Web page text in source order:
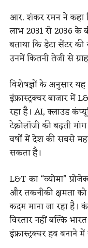
आर. शंकर रमन ने कहा
लाभ 2031 से 2036 के
बताया कि डेटा सेंटर
उनमें कितनी तेजी से
विशेषज्ञों के अनुसार
इंफ्रास्ट्रक्चर बाजार में
रहा है। AI, क्लाउड
टेक्नोलॉजी की बढ़ती
वर्षों में देश की सबसे
सकता है।
L&T का “व्योमा”
और तकनीकी क्षमता
कदम माना जा रहा है।
विस्तार नहीं बल्कि
इंफ्रास्ट्रक्चर हब बनाने